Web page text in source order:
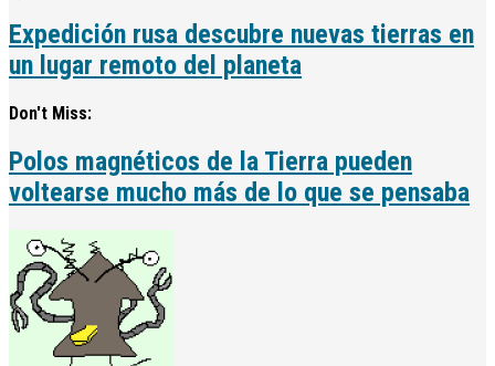
Expedición rusa descubre nuevas tierras en
un lugar remoto del planeta
Don't Miss:
Polos magnéticos de la Tierra pueden
voltearse mucho más de lo que se pensaba